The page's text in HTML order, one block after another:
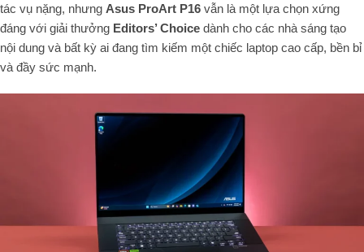
tác vụ nặng, nhưng Asus ProArt P16 vẫn là một lựa chọn xứng
đáng với giải thưởng Editors’ Choice dành cho các nhà sáng tạo
nội dung và bất kỳ ai đang tìm kiếm một chiếc laptop cao cấp, bền bỉ
và đầy sức mạnh.